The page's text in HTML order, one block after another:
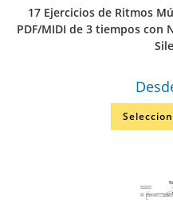
17 Ejercicios de Ritmos
PDF/MIDI de 3 tiempos con